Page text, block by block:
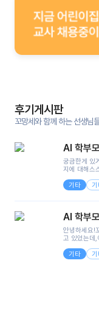
후기게시판
꼬망세와 함께 하는 선생님
AI 학부
궁금한게 있
지에 대해스
려니 어려울
피티나 제
정보를 제공
으셔서 고민
면..)그리고
좋은거 같아
말 어려워서
쓸 때도 좀
기타 기
AI 학부
안녕하세요!
고 있었는데,
님 응대에 더
겪은 일과
기타 기